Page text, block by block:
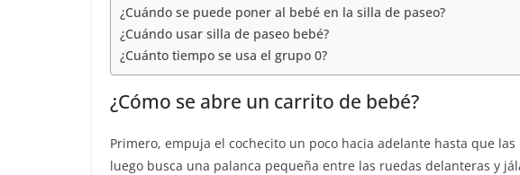
¿Cuándo se puede poner al bebé en la silla de paseo?
¿Cuándo usar silla de paseo bebé?
¿Cuánto tiempo se usa el grupo 0?
¿Cómo se abre un carrito de bebé?
Primero, empuja el cochecito un poco hacia adelante hasta que
luego busca una palanca pequeña entre las ruedas delanteras y